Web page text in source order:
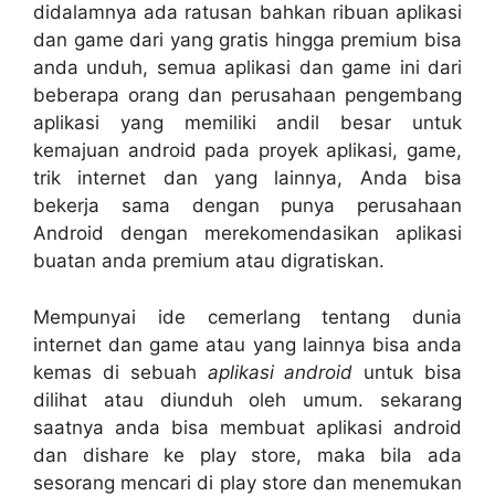
didalamnya ada ratusan bahkan ribuan aplikasi
dan game dari yang gratis hingga premium bisa
anda unduh, semua aplikasi dan game ini dari
beberapa orang dan perusahaan pengembang
aplikasi yang memiliki andil besar untuk
kemajuan android pada proyek aplikasi, game,
trik internet dan yang lainnya, Anda bisa
bekerja sama dengan punya perusahaan
Android dengan merekomendasikan aplikasi
buatan anda premium atau digratiskan.
Mempunyai ide cemerlang tentang dunia
internet dan game atau yang lainnya bisa anda
kemas di sebuah aplikasi android untuk bisa
dilihat atau diunduh oleh umum. sekarang
saatnya anda bisa membuat aplikasi android
dan dishare ke play store, maka bila ada
sesorang mencari di play store dan menemukan